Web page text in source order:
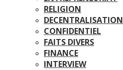
RELIGION
DECENTRALISATION
CONFIDENTIEL
FAITS DIVERS
FINANCE
INTERVIEW